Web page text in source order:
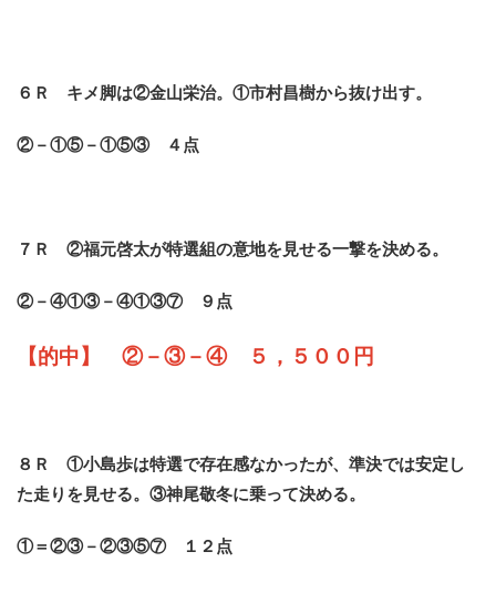
６Ｒ キメ脚は②金山栄治。①市村昌樹から抜け出す。
②－①⑤－①⑤③ ４点
７Ｒ ②福元啓太が特選組の意地を見せる一撃を決める。
②－④①③－④①③⑦ ９点
【的中】 ②－③－④ ５，５００円
８Ｒ ①小島歩は特選で存在感なかったが、準決では安定し
た走りを見せる。③神尾敬冬に乗って決める。
①＝②③－②③⑤⑦ １２点